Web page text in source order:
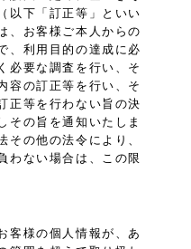
以下「訂正等」といい
、お客様ご本人からの
、利用目的の達成に必
必要な調査を行い、そ
容の訂正等を行い、そ
正等を行わない旨の決
その旨を通知いたしま
その他の法令により、
わない場合は、この限
客様の個人情報が、あ